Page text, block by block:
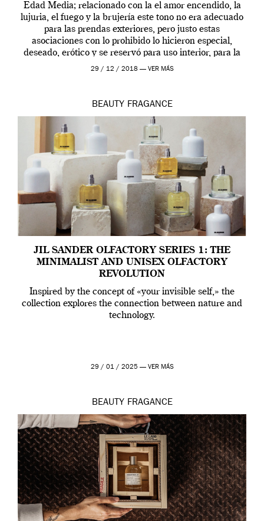
Edad Media; relacionado con la el amor encendido, la
lujuria, el fuego y la brujería este tono no era adecuado
para las prendas exteriores, pero justo estas
asociaciones con lo prohibido lo hicieron especial,
deseado, erótico y se reservó para uso interior, para la
ropa […]
29 / 12 / 2018 — VER MÁS
BEAUTY FRAGANCE
JIL SANDER OLFACTORY SERIES 1: THE
MINIMALIST AND UNISEX OLFACTORY
REVOLUTION
Inspired by the concept of «your invisible self,» the
collection explores the connection between nature and
technology.
29 / 01 / 2025 — VER MÁS
BEAUTY FRAGANCE